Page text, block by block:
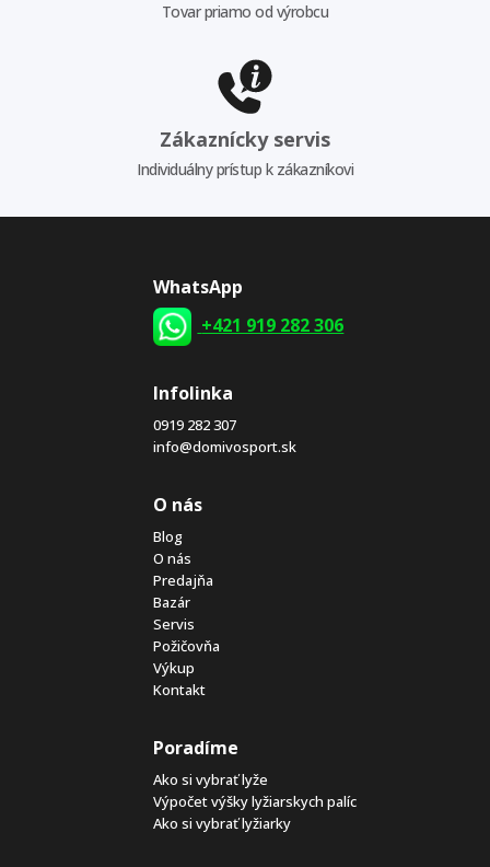
Tovar priamo od výrobcu
Zákaznícky servis
Individuálny prístup k zákazníkovi
WhatsApp
+421 919 282 306
Infolinka
0919 282 307
info@domivosport.sk
O nás
Blog
O nás
Predajňa
Bazár
Servis
Požičovňa
Výkup
Kontakt
Poradíme
Ako si vybrať lyže
Výpočet výšky lyžiarskych palíc
Ako si vybrať lyžiarky